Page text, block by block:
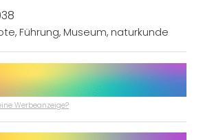
, Führung, Museum, naturkunde
Werbeanzeige?